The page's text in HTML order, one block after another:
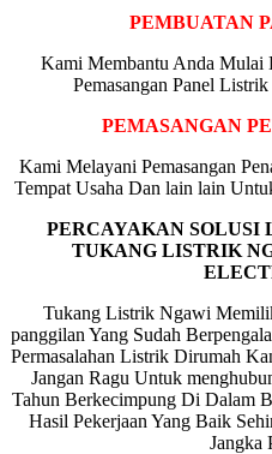
PEMBUATAN
Kami Membantu Anda Mulai
Pemasangan Panel
PEMASANGAN
Kami Melayani Pemasangan
Tempat Usaha Dan lain lain
PERCAYAKAN SOLUSI
TUKANG LISTRIK
Tukang Listrik Ngawi
panggilan Yang Sudah
Permasalahan Listrik Dirumah
Jangan Ragu Untuk
Tahun Berkecimpung Di Dalam
Hasil Pekerjaan Yang Baik
Jangka